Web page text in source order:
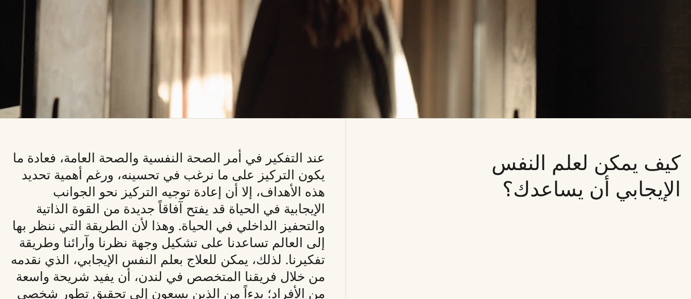
كيف يمكن لعلم النفس
الإيجابي أن يساعدك؟
عند التفكير في أمر الصحة النفسية والصحة العامة، فعادة ما
يكون التركيز على ما نرغب في تحسينه، ورغم أهمية تحديد
هذه الأهداف، إلا أن إعادة توجيه التركيز نحو الجوانب
الإيجابية في الحياة قد يفتح آفاقاً جديدة من القوة الذاتية
والتحفيز الداخلي في الحياة. وهذا لأن الطريقة التي ننظر بها
إلى العالم تساعدنا على تشكيل وجهة نظرنا وآرائنا وطريقة
تفكيرنا. لذلك، يمكن للعلاج بعلم النفس الإيجابي، الذي نقدمه
من خلال فريقنا المتخصص في لندن، أن يفيد شريحة واسعة
من الأفراد؛ بدءاً من الذين يسعون إلى تحقيق تطور شخصي